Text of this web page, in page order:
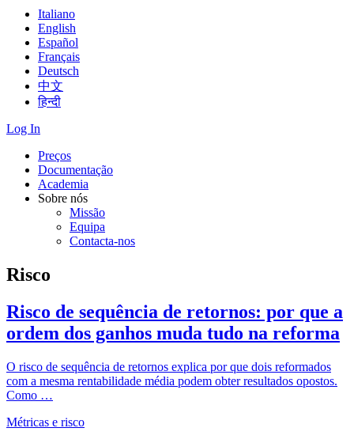
Italiano
English
Español
Français
Deutsch
中文
हिन्दी
Log In
Preços
Documentação
Academia
Sobre nós
Missão
Equipa
Contacta-nos
Risco
Risco de sequência de retornos: por que a
ordem dos ganhos muda tudo na reforma
O risco de sequência de retornos explica por que dois reformados
com a mesma rentabilidade média podem obter resultados opostos.
Como …
Métricas e risco